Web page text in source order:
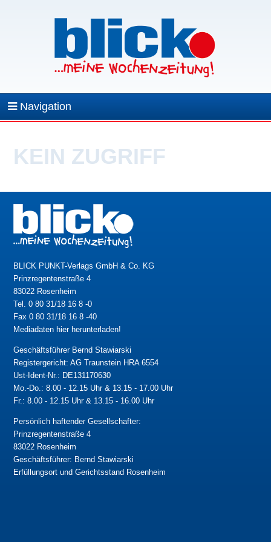
Navigation
KEIN ZUGRIFF
BLICK PUNKT-Verlags GmbH & Co. KG
Prinzregentenstraße 4
83022 Rosenheim
Tel. 0 80 31/18 16 8 -0
Fax 0 80 31/18 16 8 -40
Mediadaten hier herunterladen!
Geschäftsführer Bernd Stawiarski
Registergericht: AG Traunstein HRA 6554
Ust-Ident-Nr.: DE131170630
Mo.-Do.: 8.00 - 12.15 Uhr & 13.15 - 17.00 Uhr
Fr.: 8.00 - 12.15 Uhr & 13.15 - 16.00 Uhr
Persönlich haftender Gesellschafter:
Prinzregentenstraße 4
83022 Rosenheim
Geschäftsführer: Bernd Stawiarski
Erfüllungsort und Gerichtsstand Rosenheim